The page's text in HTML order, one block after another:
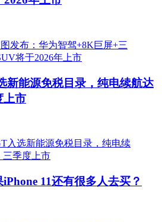
新能源免税目录，纯电续航达
上市
11还有很多人去买？